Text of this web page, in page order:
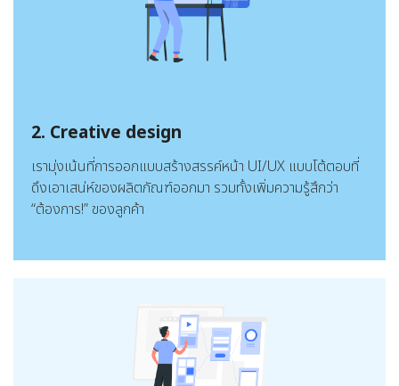
2. Creative design
เรามุ่งเน้นที่การออกแบบสร้างสรรค์หน้า UI/UX แบบโต้ตอบที่
ดึงเอาเสน่ห์ของผลิตภัณฑ์ออกมา รวมทั้งเพิ่มความรู้สึกว่า
“ต้องการ!” ของลูกค้า